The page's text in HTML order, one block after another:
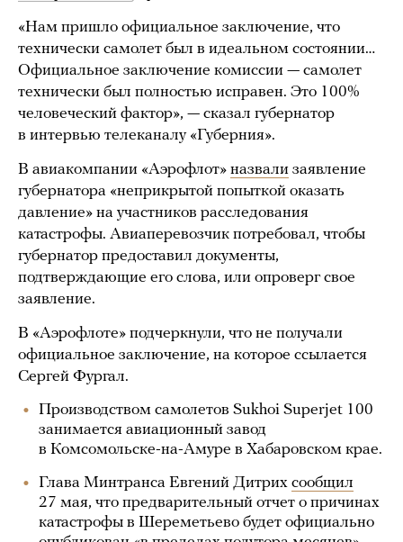
«Нам пришло официальное заключение, что
технически самолет был в идеальном состоянии…
Официальное заключение комиссии — самолет
технически был полностью исправен. Это 100%
человеческий фактор», — сказал губернатор
в интервью телеканалу «Губерния».
В авиакомпании «Аэрофлот» назвали заявление
губернатора «неприкрытой попыткой оказать
давление» на участников расследования
катастрофы. Авиаперевозчик потребовал, чтобы
губернатор предоставил документы,
подтверждающие его слова, или опроверг свое
заявление.
В «Аэрофлоте» подчеркнули, что не получали
официальное заключение, на которое ссылается
Сергей Фургал.
Производством самолетов Sukhoi Superjet 100
занимается авиационный завод
в Комсомольске-на-Амуре в Хабаровском крае.
Глава Минтранса Евгений Дитрих сообщил
27 мая, что предварительный отчет о причинах
катастрофы в Шереметьево будет официально